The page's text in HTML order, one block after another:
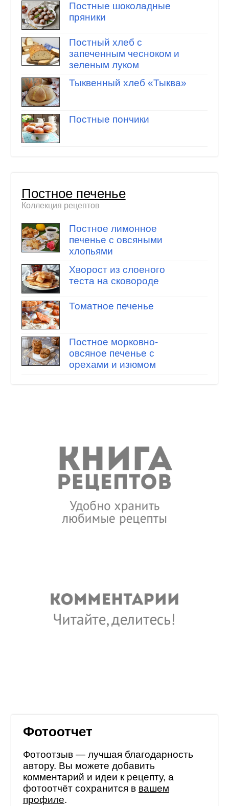
Постные шоколадные
пряники
Постный хлеб с
запеченным чесноком и
зеленым луком
Тыквенный хлеб «Тыква»
Постные пончики
Постное печенье
Коллекция рецептов
Постное лимонное
печенье с овсяными
хлопьями
Хворост из слоеного
теста на сковороде
Томатное печенье
Постное морковно-
овсяное печенье с
орехами и изюмом
Фотоотчет
Фотоотзыв — лучшая благодарность
автору. Вы можете добавить
комментарий и идеи к рецепту, а
фотоотчёт сохранится в вашем
профиле.